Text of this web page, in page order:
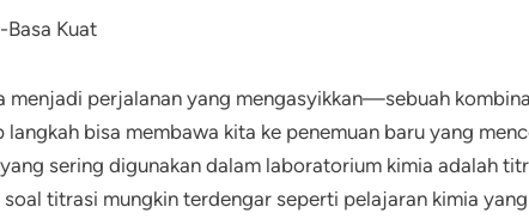
Kuat
menjadi perjalanan yang mengasyikkan—sebuah
bisa membawa kita ke penemuan baru yang
sering digunakan dalam laboratorium kimia adalah
titrasi mungkin terdengar seperti pelajaran kimia yang